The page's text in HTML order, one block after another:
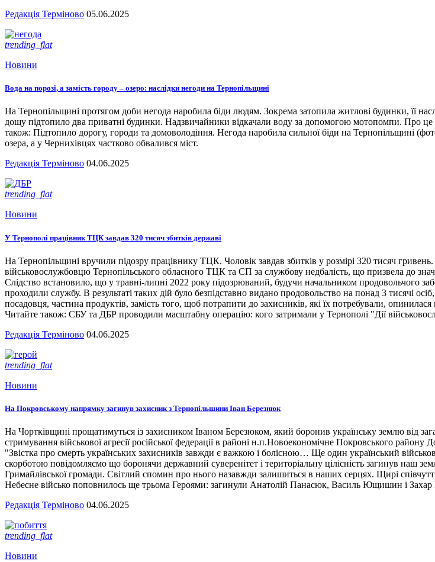
Редакція Терміново 05.06.2025
trending_flat
Новини
Вода на порозі, а замість городу – озеро: наслідки негоди на Тернопільщині
На Тернопільщині протягом доби негода наробила біди людям. Зокрема затопила житлові будинки, її
дощу підтопило два приватні будинки. Надзвичайники відкачали воду за допомогою мотопомпи. Про
також: Підтопило дорогу, городи та домоволодіння. Негода наробила сильної біди на Тернопільщині
озера, а у Чернихівцях частково обвалився міст.
Редакція Терміново 04.06.2025
trending_flat
Новини
У Тернополі працівник ТЦК завдав 320 тисяч збитків державі
На Тернопільщині вручили підозру працівнику ТЦК. Чоловік завдав збитків у розмірі 320 тисяч
військовослужбовцю Тернопільського обласного ТЦК та СП за службову недбалість, що призвела до
Слідство встановило, що у травні-липні 2022 року підозрюваний, будучи начальником продовольчого
проходили службу. В результаті таких дій було безпідставно видано продовольство на понад 3 тисячі
посадовця, частина продуктів, замість того, щоб потрапити до захисників, які їх потребували,
Читайте також: СБУ та ДБР проводили масштабну операцію: кого затримали у Тернополі "Дії
Редакція Терміново 04.06.2025
trending_flat
Новини
На Покровському напрямку загинув захисник з Тернопільщини Іван Березнюк
На Чортківщині прощатимуться із захисником Іваном Березюком, який боронив українську землю від
стримування військової агресії російської федерації в районі н.п.Новоекономічне Покровського
"Звістка про смерть українських захисників завжди є важкою і болісною… Ще один український
скорботою повідомляємо що боронячи державний суверенітет і територіальну цілісність загинув наш
Гримайлівської громади. Світлий спомин про нього назавжди залишиться в наших серцях. Щирі
Небесне військо поповнилось ще трьома Героями: загинули Анатолій Панасюк, Василь Ющишин і
Редакція Терміново 04.06.2025
trending_flat
Новини